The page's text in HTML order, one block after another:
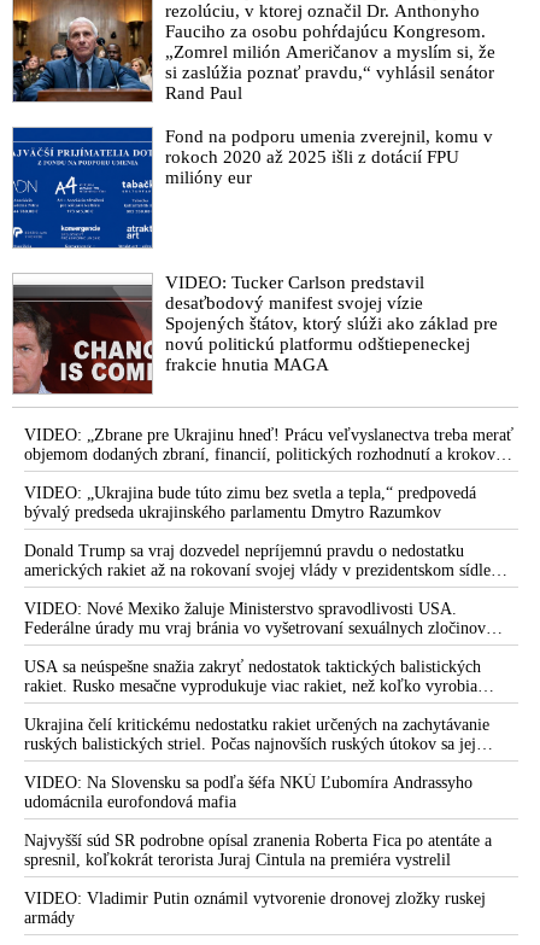
rezolúciu, v ktorej označil Dr. Anthonyho
Fauciho za osobu pohŕdajúcu Kongresom.
„Zomrel milión Američanov a myslím si, že
si zaslúžia poznať pravdu,“ vyhlásil senátor
Rand Paul
Fond na podporu umenia zverejnil, komu v
rokoch 2020 až 2025 išli z dotácií FPU
milióny eur
VIDEO: Tucker Carlson predstavil
desaťbodový manifest svojej vízie
Spojených štátov, ktorý slúži ako základ pre
novú politickú platformu odštiepeneckej
frakcie hnutia MAGA
VIDEO: „Zbrane pre Ukrajinu hneď! Prácu veľvyslanectva treba merať
objemom dodaných zbraní, financií, politických rozhodnutí a krokov
tlaku na nepriateľa,“ povedal Volodymyr Zelenskyj zhromaždeným
ukrajinským diplomatom v Kyjeve. Donald Trump mu potom odkázal,
že USA Ukrajine nedodajú protiraketové systémy Patriot
VIDEO: „Ukrajina bude túto zimu bez svetla a tepla,“ predpovedá
bývalý predseda ukrajinského parlamentu Dmytro Razumkov
Donald Trump sa vraj dozvedel nepríjemnú pravdu o nedostatku
amerických rakiet až na rokovaní svojej vlády v prezidentskom sídle
Camp David v Marylande, a preto musel odložiť plánované útoky na
Irán. Prezident USA sa pre to údajne pohádal so šéfom Pentagónu, lebo
bol presvedčený o opaku
VIDEO: Nové Mexiko žaluje Ministerstvo spravodlivosti USA.
Federálne úrady mu vraj bránia vo vyšetrovaní sexuálnych zločinov
organizátora pedofilnej siete Jeffreyho Epsteina. Ten mal nariadiť, aby
dve dievčatá zo zahraničia, ktoré boli uškrtené počas drsného
fetišistického sexu, pochovali v blízkosti jeho ranča v tomto americkom
štáte
USA sa neúspešne snažia zakryť nedostatok taktických balistických
rakiet. Rusko mesačne vyprodukuje viac rakiet, než koľko vyrobia
všetci producenti systémov Patriot dohromady
Ukrajina čelí kritickému nedostatku rakiet určených na zachytávanie
ruských balistických striel. Počas najnovších ruských útokov sa jej
nepodarilo zostreliť ani jednu. Volodymyr Zelenskyj sa v zúfalstve snaží
prostredníctvom NATO zabezpečiť ich dodávky
VIDEO: Na Slovensku sa podľa šéfa NKÚ Ľubomíra Andrassyho
udomácnila eurofondová mafia
Najvyšší súd SR podrobne opísal zranenia Roberta Fica po atentáte a
spresnil, koľkokrát terorista Juraj Cintula na premiéra vystrelil
VIDEO: Vladimir Putin oznámil vytvorenie dronovej zložky ruskej
armády